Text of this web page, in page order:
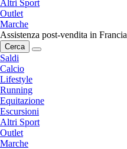
Altri Sport
Outlet
Marche
Assistenza post-vendita in Francia
Cerca
Saldi
Calcio
Lifestyle
Running
Equitazione
Escursioni
Altri Sport
Outlet
Marche